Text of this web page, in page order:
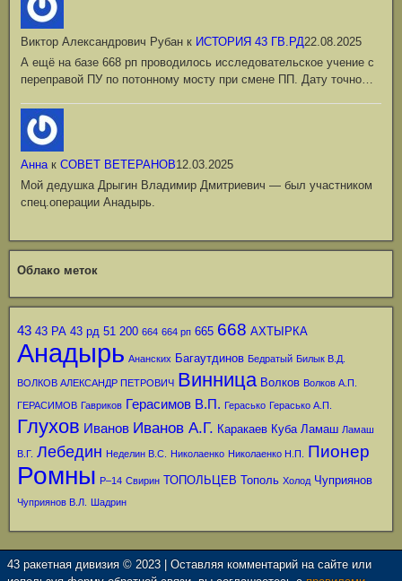
Виктор Александрович Рубан к ИСТОРИЯ 43 ГВ.РД22.08.2025
А ещё на базе 668 рп проводилось исследовательское учение с
переправой ПУ по потонному мосту при смене ПП. Дату точно…
Аннак СОВЕТ ВЕТЕРАНОВ12.03.2025
Мой дедушка Дрыгин Владимир Дмитриевич — был участником
спец.операции Анадырь.
Облако меток
43 43 РА 43 рд 51 200 664 664 рп 665 668 АХТЫРКА
Анадырь Ананских Багаутдинов Бедратый Билык В.Д.
ВОЛКОВ АЛЕКСАНДР ПЕТРОВИЧ Винница Волков Волков А.П.
ГЕРАСИМОВ Гавриков Герасимов В.П. Герасько Герасько А.П.
Глухов Иванов Иванов А.Г. Каракаев Куба Ламаш Ламаш
В.Г. Лебедин Неделин В.С. Николаенко Николаенко Н.П. Пионер
Ромны Р–14 Свирин ТОПОЛЬЦЕВ Тополь Холод Чуприянов
Чуприянов В.Л. Шадрин
43 ракетная дивизия © 2023 | Оставляя комментарий на сайте или